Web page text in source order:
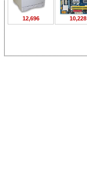
12,696 10,228